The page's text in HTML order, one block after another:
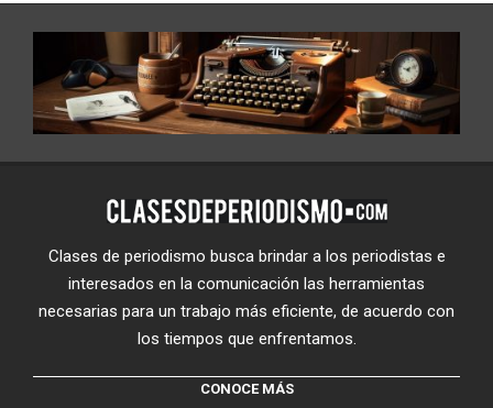
Clases de periodismo busca brindar a los periodistas e
interesados en la comunicación las herramientas
necesarias para un trabajo más eficiente, de acuerdo con
los tiempos que enfrentamos.
CONOCE MÁS